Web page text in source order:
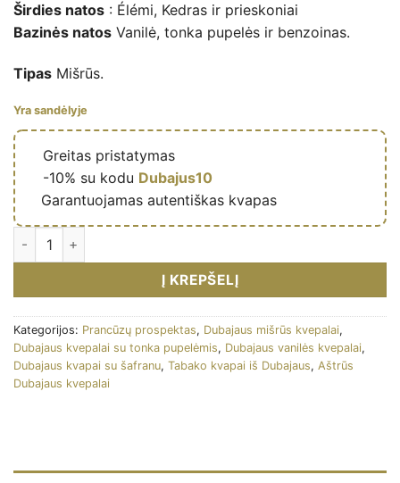
Širdies natos : Élémi, Kedras ir prieskoniai
Bazinės natos Vanilė, tonka pupelės ir benzoinas.
Tipas Mišrūs.
Yra sandėlyje
Greitas pristatymas
-10% su kodu Dubajus10
Garantuojamas autentiškas kvapas
Eau de parfum Fierté 80ml - French Avenue kiekis
Į KREPŠELĮ
Kategorijos: Prancūzų prospektas, Dubajaus mišrūs kvepalai,
Dubajaus kvepalai su tonka pupelėmis, Dubajaus vanilės kvepalai,
Dubajaus kvapai su šafranu, Tabako kvapai iš Dubajaus, Aštrūs
Dubajaus kvepalai